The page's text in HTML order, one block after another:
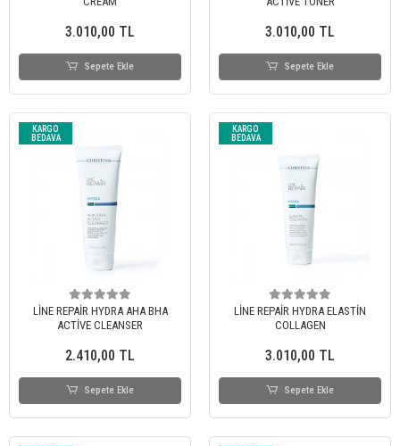
3.010,00 TL
Sepete Ekle
3.010,00 TL
Sepete Ekle
KARGO
BEDAVA
LİNE REPAİR HYDRA AHA BHA
ACTİVE CLEANSER
2.410,00 TL
Sepete Ekle
KARGO
BEDAVA
LİNE REPAİR HYDRA ELASTİN
COLLAGEN
3.010,00 TL
Sepete Ekle